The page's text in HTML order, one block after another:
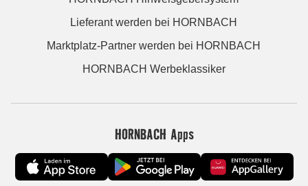
Lieferant werden bei HORNBACH
Marktplatz-Partner werden bei HORNBACH
HORNBACH Werbeklassiker
HORNBACH Apps